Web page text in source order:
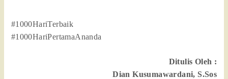
#1000HariTerbaik
#1000HariPertamaAnanda
Ditulis Oleh :
Dian Kusumawardani, S.Sos